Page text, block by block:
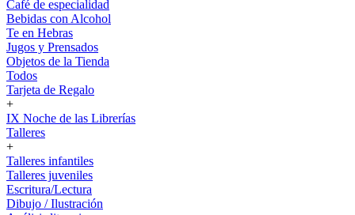
Café de especialidad
Bebidas con Alcohol
Te en Hebras
Jugos y Prensados
Objetos de la Tienda
Todos
Tarjeta de Regalo
+
IX Noche de las Librerías
Talleres
+
Talleres infantiles
Talleres juveniles
Escritura/Lectura
Dibujo / Ilustración